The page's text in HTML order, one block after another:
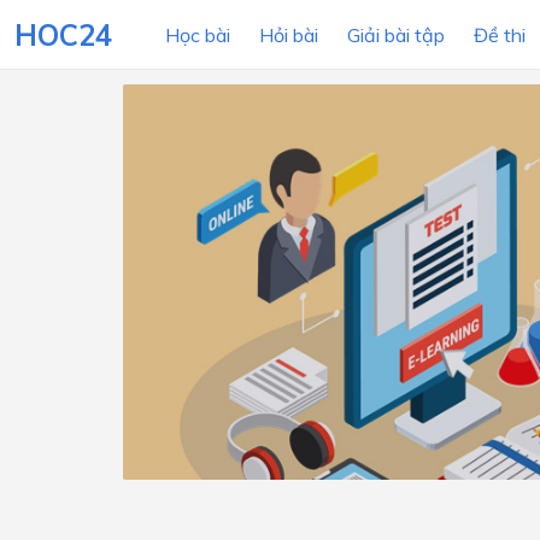
HOC24 Học bài Hỏi bài Giải bài tập Đề thi
LỚP HỌC
Lớp 12
Lớp 8
Lớp 7